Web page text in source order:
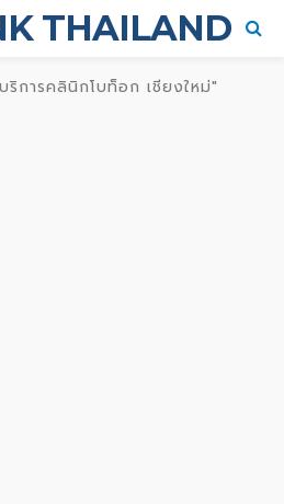
THAILAND
การคลินิกโบท็อก เชียงใหม่"